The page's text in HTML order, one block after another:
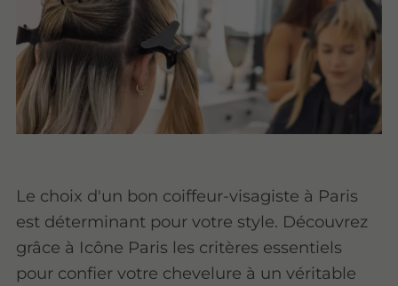
Le choix d'un bon coiffeur-visagiste à Paris
est déterminant pour votre style. Découvrez
grâce à Icône Paris les critères essentiels
pour confier votre chevelure à un véritable